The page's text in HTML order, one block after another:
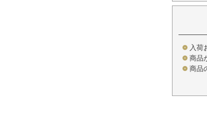
入荷
商品
商品